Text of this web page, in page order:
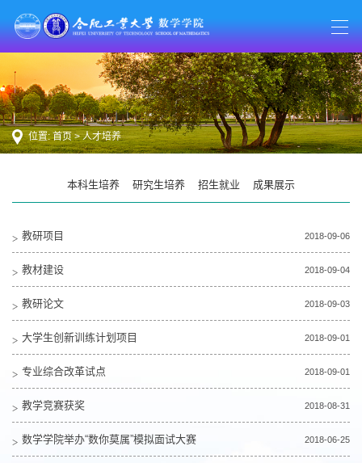
位置:首页>人才培养
本科生培养 研究生培养 招生就业 成果展示
教研项目 2018-09-06
教材建设 2018-09-04
教研论文 2018-09-03
大学生创新训练计划项目 2018-09-01
专业综合改革试点 2018-09-01
教学竞赛获奖 2018-08-31
数学学院举办“数你莫属”模拟面试大赛 2018-06-25